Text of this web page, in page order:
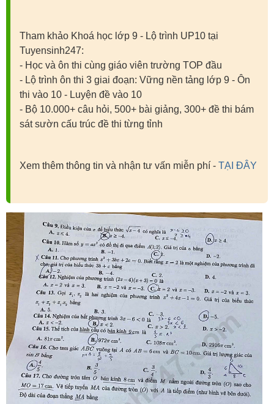
Tham khảo Khoá học lớp 9 - Lộ trình UP10 tại
Tuyensinh247:
- Học và ôn thi cùng giáo viên trường TOP đầu
- Lộ trình ôn thi 3 giai đoạn: Vững nền tảng lớp 9 - Ôn
thi vào 10 - Luyện đề vào 10
- Bộ 10.000+ câu hỏi, 500+ bài giảng, 300+ đề thi bám
sát sườn cấu trúc đề thi từng tỉnh
Xem thêm thông tin và nhận tư vấn miễn phí - TẠI ĐÂY